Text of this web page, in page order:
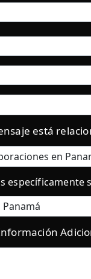
Nombre
Correo
Teléfono
actual:
está
específicamente
Mensaje